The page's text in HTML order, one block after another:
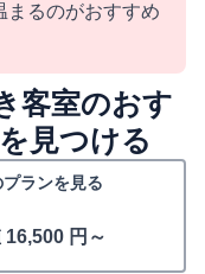
まるのがおすすめ
客室のおす
見つける
ランを見る
16,500 円～